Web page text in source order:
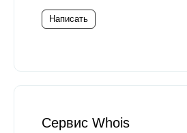
Написать
Сервис Whois